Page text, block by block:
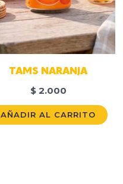
TAMS NARANJA
$2.000
AÑADIR AL CARRITO